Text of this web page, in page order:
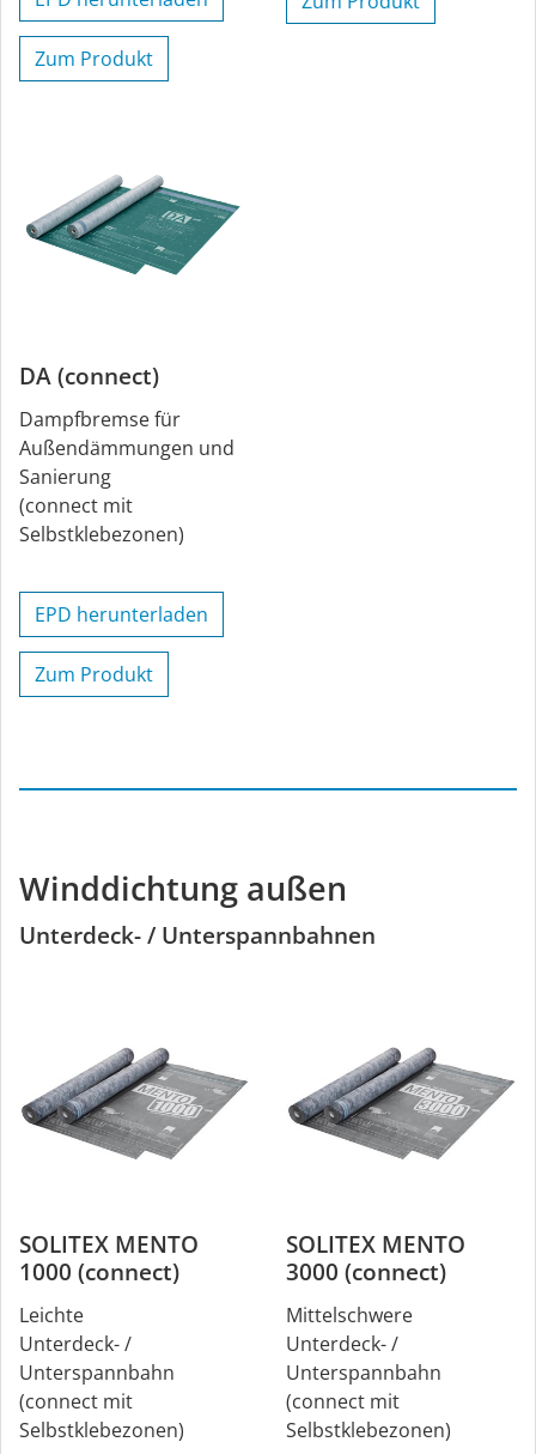
Zum Produkt
DA (connect)
Dampfbremse für
Außendämmungen und
Sanierung
(connect mit
Selbstklebezonen)
EPD herunterladen
Zum Produkt
Winddichtung außen
Unterdeck- / Unterspannbahnen
SOLITEX MENTO
1000 (connect)
Leichte
Unterdeck- /
Unterspannbahn
(connect mit
Selbstklebezonen)
SOLITEX MENTO
3000 (connect)
Mittelschwere
Unterdeck- /
Unterspannbahn
(connect mit
Selbstklebezonen)